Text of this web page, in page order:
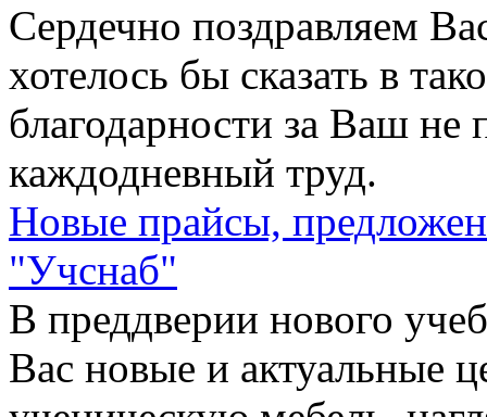
Сердечно поздравляем
хотелось бы сказать в
благодарности за Ваш
каждодневный труд.
Новые прайсы,
"Учснаб"
В преддверии нового
Вас новые и актуальные